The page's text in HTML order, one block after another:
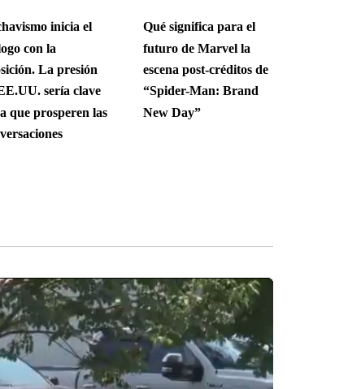
inicia el
con la
La presión
sería clave
que prosperen las
Qué significa para el
futuro de Marvel la
escena post-créditos de
“Spider-Man: Brand
New Day”